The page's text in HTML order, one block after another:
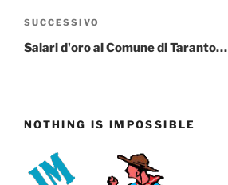
Articolo
successivo
SUCCESSIVO
Salari d'oro al Comune di Taranto…
NOTHING IS IMPOSSIBLE